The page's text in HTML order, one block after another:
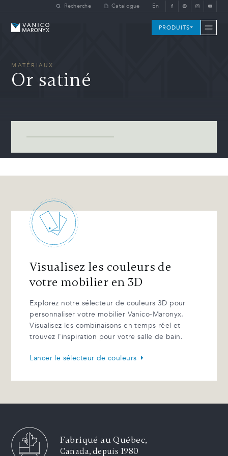
Skip to main contentRecherche Catalogue En
Vanico-Maronyx PRODUITS
MATÉRIAUX
Or satiné
Visualisez les couleurs de
votre mobilier en 3D
Explorez notre sélecteur de couleurs 3D pour
personnaliser votre mobilier Vanico-Maronyx.
Visualisez les combinaisons en temps réel et
trouvez l'inspiration pour votre salle de bain.
Lancer le sélecteur de couleurs
Fabriqué au Québec,
Canada, depuis 1980